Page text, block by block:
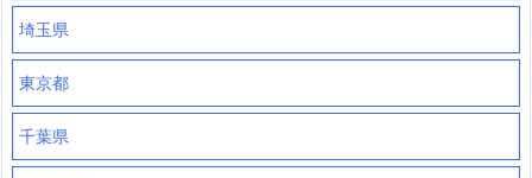
埼玉県
東京都
千葉県